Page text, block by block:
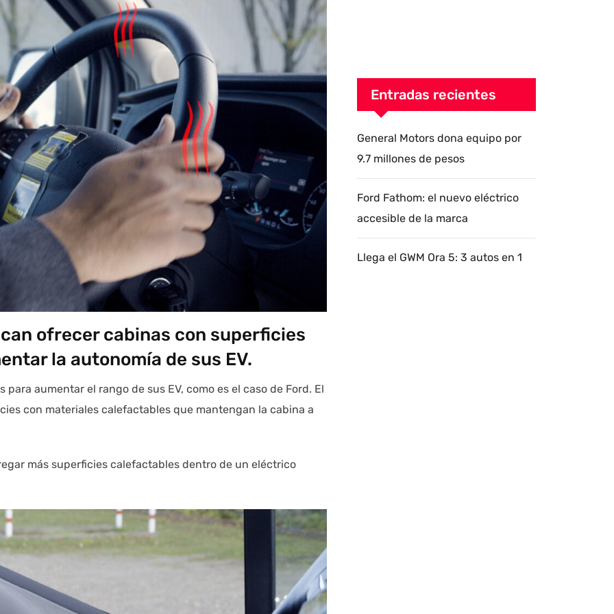
ofrecer cabinas con superficies
la autonomía de sus EV.
aumentar el rango de sus EV, como es el caso de Ford. El
con materiales calefactables que mantengan la cabina a
más superficies calefactables dentro de un eléctrico
Entradas recientes
General Motors dona equipo por
9.7 millones de pesos
Ford Fathom: el nuevo eléctrico
accesible de la marca
Llega el GWM Ora 5: 3 autos en 1